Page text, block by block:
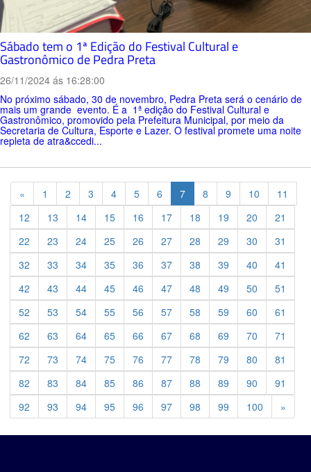
Sábado tem o 1ª Edição do Festival Cultural e
Gastronômico de Pedra Preta
26/11/2024 ás 16:28:00
No próximo sábado, 30 de novembro, Pedra Preta será o cenário de
mais um grande evento. É a 1ª edição do Festival Cultural e
Gastronômico, promovido pela Prefeitura Municipal, por meio da
Secretaria de Cultura, Esporte e Lazer. O festival promete uma noite
repleta de atra&ccedi...
« Previous
1 2 3 4 5 6 7 8 9 10
11
12
13 14 15 16 17 18 19 20
21
22
23 24 25 26 27 28 29 30
31
32
33 34 35 36 37 38 39 40
41
42
43 44 45 46 47 48 49 50
51
52
53 54 55 56 57 58 59 60
61
62
63 64 65 66 67 68 69 70
71
72
73 74 75 76 77 78 79 80
81
82
83 84 85 86 87 88 89 90
91
92
93 94 95 96 97 98 99 100 »